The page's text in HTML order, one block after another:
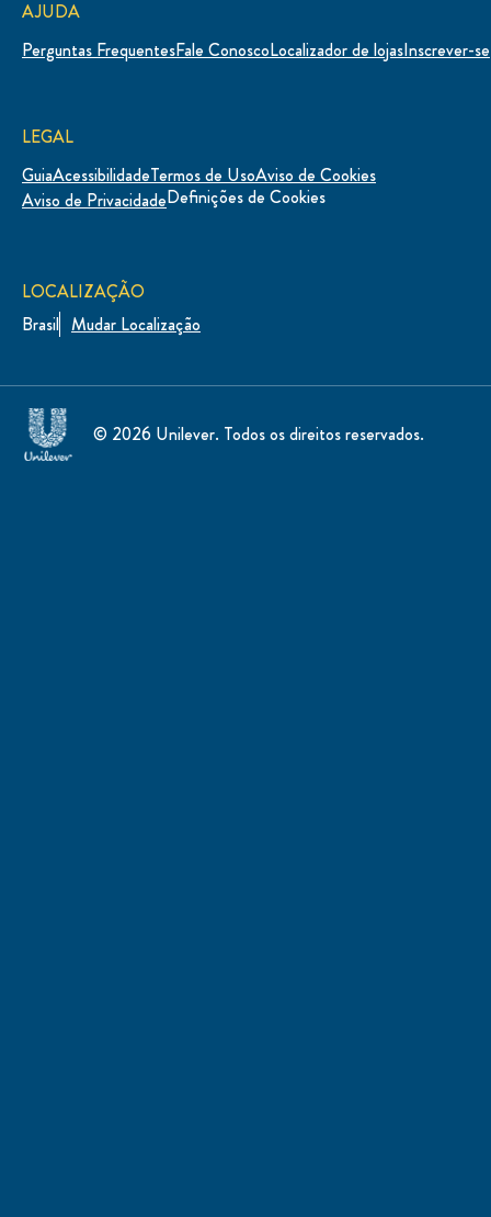
AJUDA
Perguntas FrequentesFale ConoscoLocalizador de lojasInscrever-se
LEGAL
GuiaAcessibilidadeTermos de UsoAviso de Cookies
Aviso de PrivacidadeDefinições de Cookies
© 2026 Unilever. Todos os direitos reservados.
LOCALIZAÇÃO
Brasil Mudar Localização